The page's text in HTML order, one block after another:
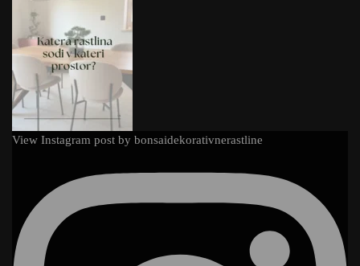
View Instagram post by bonsaidekorativnerastline